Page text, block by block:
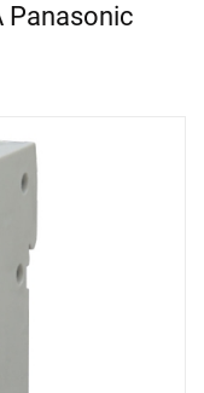
Panasonic